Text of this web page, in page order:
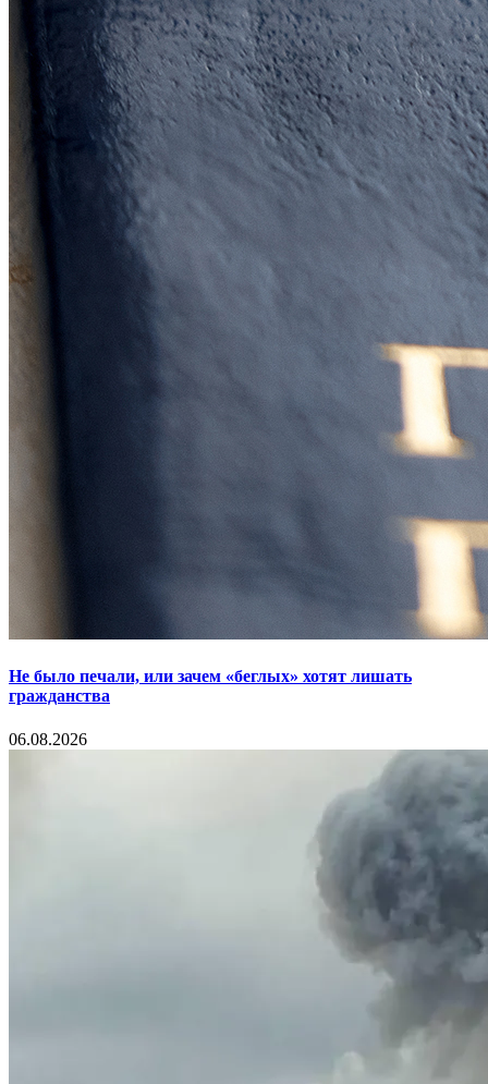
Не было печали, или зачем «беглых» хотят лишать
гражданства
06.08.2026